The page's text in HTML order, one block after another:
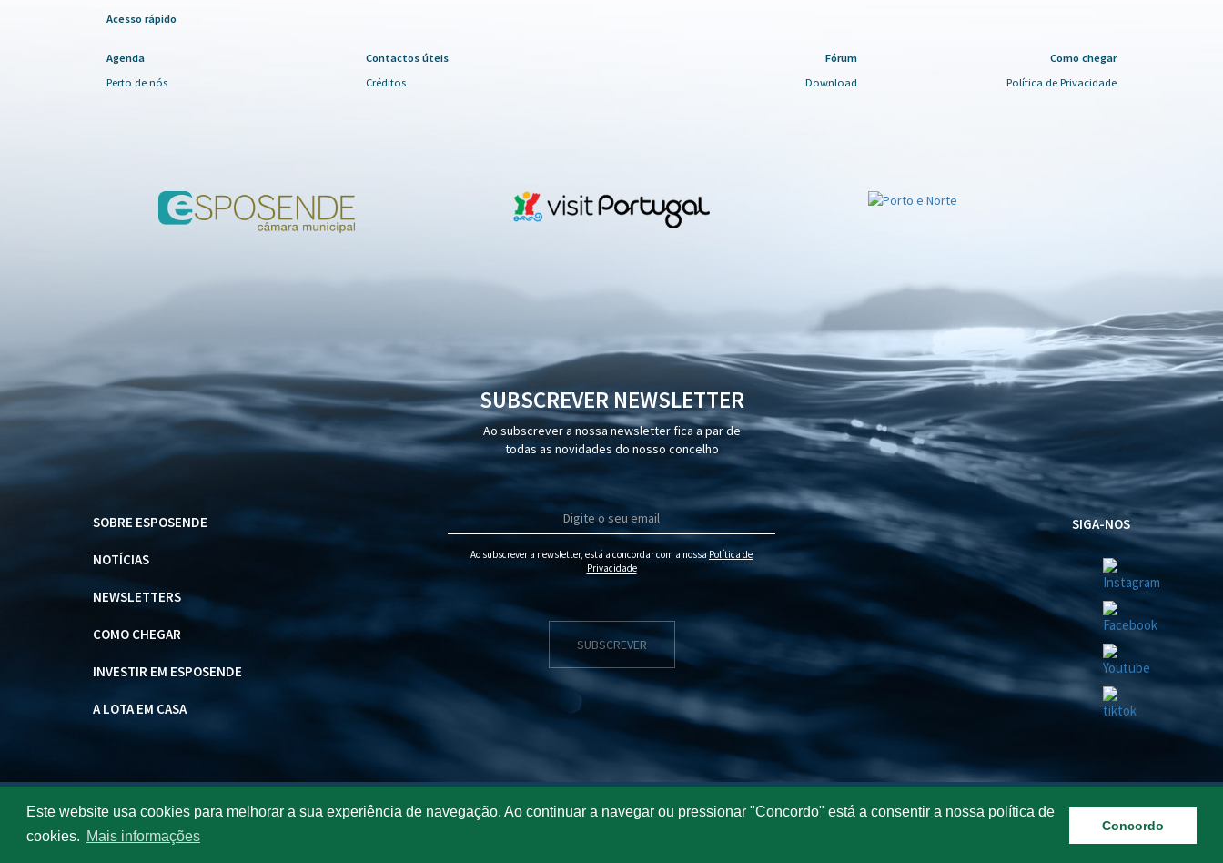
Este website usa cookies para melhorar a sua experiência de navegação. Ao continuar a navegar ou pressionar "Concordo" está a consentir a nossa política de
cookies. Mais informações
Concordo
Acesso rápido
Agenda
Perto de nós
Contactos úteis
Créditos
Fórum
Download
Como chegar
Política de Privacidade
SUBSCREVER NEWSLETTER
Ao subscrever a nossa newsletter fica a par de
todas as novidades do nosso concelho
SOBRE ESPOSENDE
NOTÍCIAS
NEWSLETTERS
COMO CHEGAR
INVESTIR EM ESPOSENDE
A LOTA EM CASA
Ao subscrever a newsletter, está a concordar com a nossa Política de
Privacidade
SUBSCREVER
SIGA-NOS
Visite Esposende 2026 : Todos os direitos reservados. Política de Privacidade